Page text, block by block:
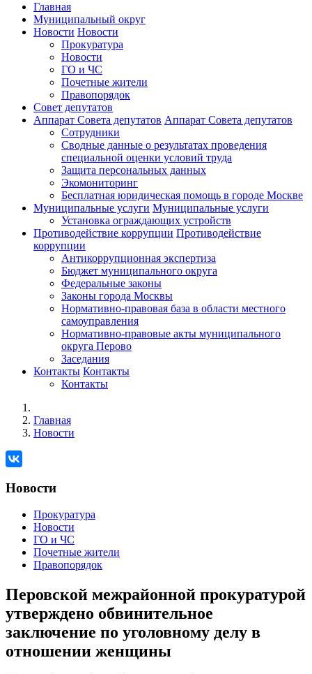
Главная
Муниципальный округ
Новости Новости
Прокуратура
Новости
ГО и ЧС
Почетные жители
Правопорядок
Совет депутатов
Аппарат Совета депутатов Аппарат Совета депутатов
Сотрудники
Сводные данные о результатах проведения
специальной оценки условий труда
Защита персональных данных
Экомониторинг
Бесплатная юридическая помощь в городе Москве
Муниципальные услуги Муниципальные услуги
Установка ограждающих устройств
Противодействие коррупции Противодействие
коррупции
Антикоррупционная экспертиза
Бюджет муниципального округа
Федеральные законы
Законы города Москвы
Нормативно-правовая база в области местного
самоуправления
Нормативно-правовые акты муниципального
округа Перово
Заседания
Контакты Контакты
Контакты
Главная
Новости
Новости
Прокуратура
Новости
ГО и ЧС
Почетные жители
Правопорядок
Перовской межрайонной прокуратурой
утверждено обвинительное
заключение по уголовному делу в
отношении женщины